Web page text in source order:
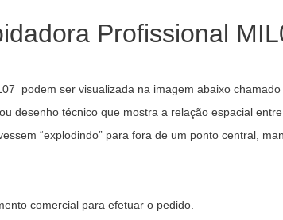
Profissional
podem ser visualizada na imagem abaixo
desenho técnico que mostra a relação espacial
“explodindo” para fora de um ponto central,
comercial para efetuar o pedido.